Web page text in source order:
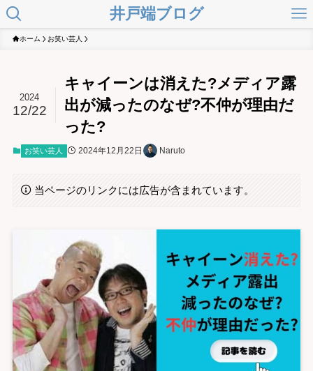
井戸端ブログ
ホーム お笑い芸人
キャイーンは消えた?メディア露
出が減ったのなぜ?不仲が理由だ
った?
2024
12/22
お笑い芸人 2024年12月22日 Naruto
当ページのリンクには広告が含まれています。